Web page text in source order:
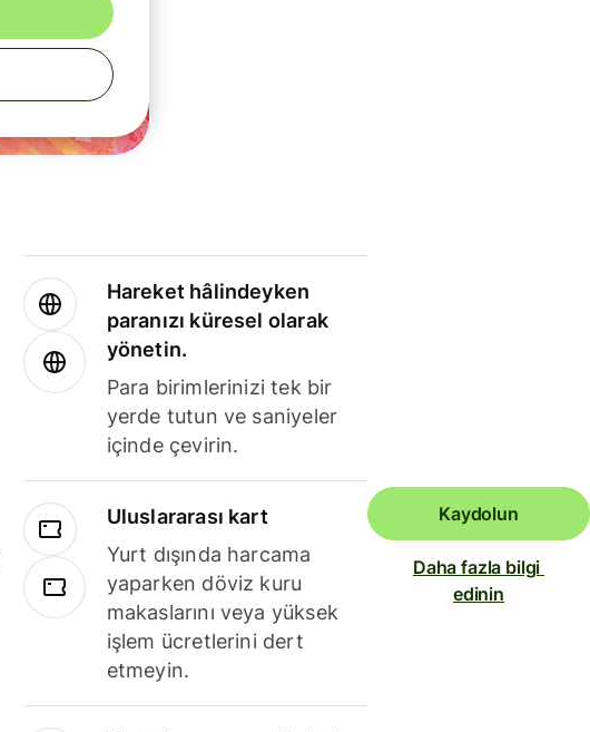
Hareket hâlindeyken
paranızı küresel olarak
yönetin.
Para birimlerinizi tek bir
yerde tutun ve saniyeler
içinde çevirin.
Uluslararası kart
Yurt dışında harcama
yaparken döviz kuru
makaslarını veya yüksek
işlem ücretlerini dert
etmeyin.
Kaydolun
Daha fazla bilgi
edinin